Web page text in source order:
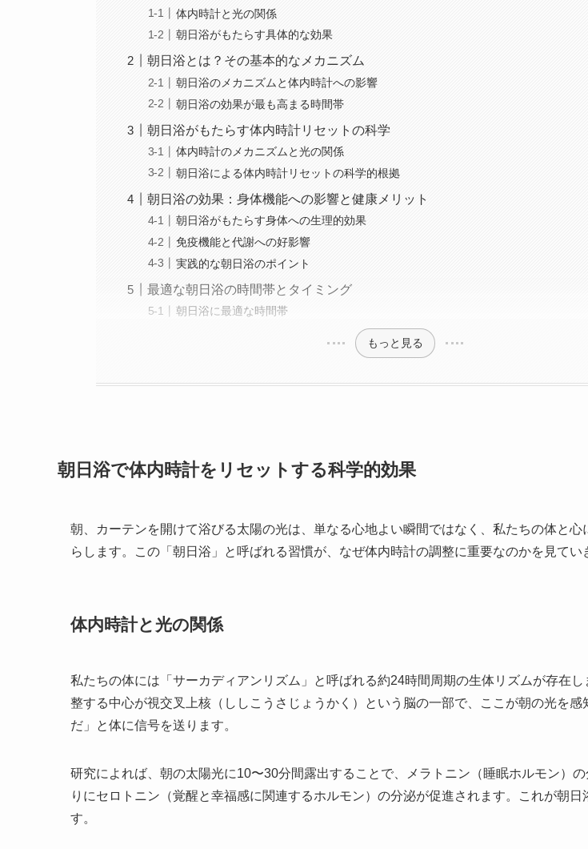
体内時計と光の関係
朝日浴がもたらす具体的な効果
朝日浴とは？その基本的なメカニズム
朝日浴のメカニズムと体内時計への影響
朝日浴の効果が最も高まる時間帯
朝日浴がもたらす体内時計リセットの科学
体内時計のメカニズムと光の関係
朝日浴による体内時計リセットの科学的根拠
朝日浴の効果：身体機能への影響と健康メリット
朝日浴がもたらす身体への生理的効果
免疫機能と代謝への好影響
実践的な朝日浴のポイント
最適な朝日浴の時間帯とタイミング
朝日浴に最適な時間帯
もっと見る
朝日浴で体内時計をリセットする科学的効果
朝、カーテンを開けて浴びる太陽の光は、単なる心地よい瞬間ではなく、私たちの体と心
らします。この「朝日浴」と呼ばれる習慣が、なぜ体内時計の調整に重要なのかを見てい
体内時計と光の関係
私たちの体には「サーカディアンリズム」と呼ばれる約24時間周期の生体リズムが存在し
整する中心が視交叉上核（ししこうさじょうかく）という脳の一部で、ここが朝の光を感
だ」と体に信号を送ります。
研究によれば、朝の太陽光に10〜30分間露出することで、メラトニン（睡眠ホルモン）
りにセロトニン（覚醒と幸福感に関連するホルモン）の分泌が促進されます。これが朝日
す。